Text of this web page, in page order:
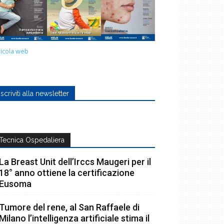
web
alla newsletter
Ospedaliera
Breast Unit dell’Irccs Maugeri per il
anno ottiene la certificazione
del rene, al San Raffaele di
l’intelligenza artificiale stima il